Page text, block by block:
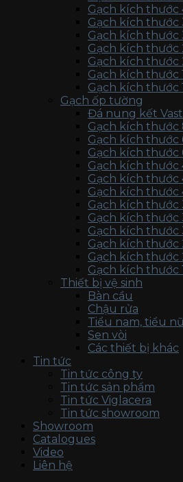
Gạch kích thước
Gạch kích thước
Gạch kích thước
Gạch kích thước
Gạch kích thước
Gạch kích thước
Gạch kích thước
Gạch ốp tường
Đá nung kết
Gạch kích thước
Gạch kích thước
Gạch kích thước
Gạch kích thước
Gạch kích thước
Gạch kích thước
Gạch kích thước
Gạch kích thước
Gạch kích thước
Gạch kích thước
Gạch kích thước
Gạch kích thước
Thiết bị vệ sinh
Bàn cầu
Chậu rửa
Tiểu nam, tiểu
Sen vòi
Các thiết bị khác
Tin tức
Tin tức công ty
Tin tức sản phẩm
Tin tức Viglacera
Tin tức showroom
Showroom
Catalogues
Video
Liên hệ